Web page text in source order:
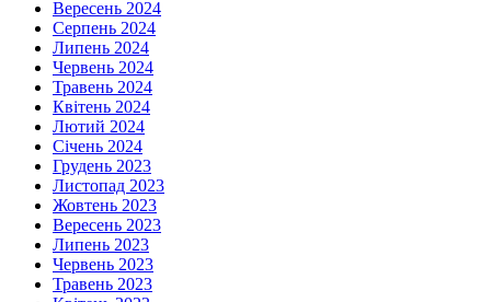
Вересень 2024
Серпень 2024
Липень 2024
Червень 2024
Травень 2024
Квітень 2024
Лютий 2024
Січень 2024
Грудень 2023
Листопад 2023
Жовтень 2023
Вересень 2023
Липень 2023
Червень 2023
Травень 2023